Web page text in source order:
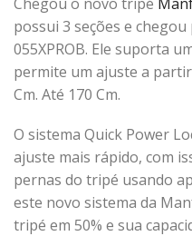
possui 3 seções e
055XPROB. Ele suporta
permite um ajuste a
Cm. Até 170 Cm.
O sistema Quick Power
ajuste mais rápido, com
pernas do tripé usando
este novo sistema da
tripé em 50% e sua